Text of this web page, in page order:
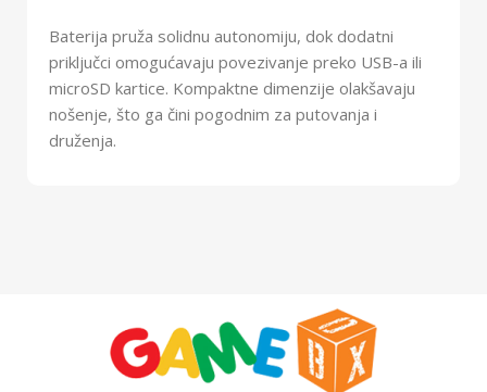
Baterija pruža solidnu autonomiju, dok dodatni
priključci omogućavaju povezivanje preko USB-a ili
microSD kartice. Kompaktne dimenzije olakšavaju
nošenje, što ga čini pogodnim za putovanja i
druženja.